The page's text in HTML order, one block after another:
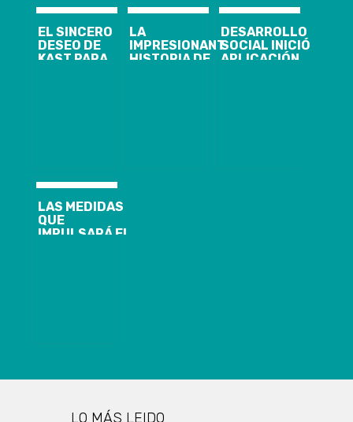
EL SINCERO
DESEO DE
KAST PARA
LA
IMPRESIONANTE
HISTORIA DE
DESARROLLO
SOCIAL INICIÓ
APLICACIÓN
LAS MEDIDAS
QUE
IMPULSARÁ EL
LO MÁS LEIDO